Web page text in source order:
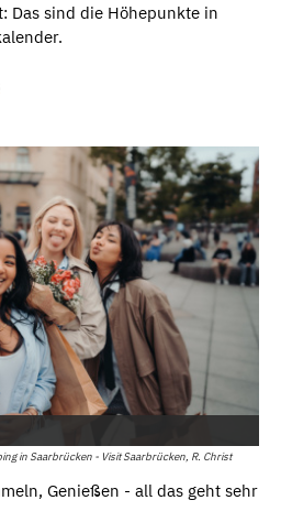
Das sind die Höhepunkte in
in Saarbrücken - Visit Saarbrücken, R. Christ
Genießen - all das geht sehr